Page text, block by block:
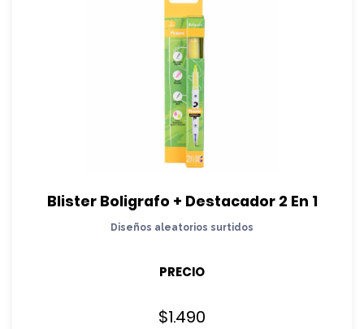
Blister Boligrafo + Destacador 2 En 1
Diseños aleatorios surtidos
PRECIO
$1.490